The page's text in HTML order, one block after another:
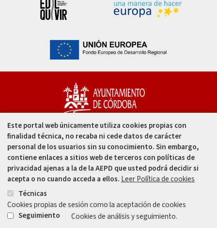
IMDEEC - Instituto Municipal de Desarrollo
Económico y Empleo
IMGEMA - Instituto Municipal de Gestión
Medioambiental “Real Jardín Botánico de Córdoba”
Capitulares, 1. 14002
Córdoba - España
957 49 99 00
957 47 80 50
EnlaceEnlace
Este portal web únicamente utiliza cookies propias con
finalidad técnica, no recaba ni cede datos de carácter
personal de los usuarios sin su conocimiento. Sin embargo,
contiene enlaces a sitios web de terceros con políticas de
privacidad ajenas a la de la AEPD que usted podrá decidir si
acepta o no cuando acceda a ellos. Leer Política de cookies
Técnicas
Cookies propias de sesión como la aceptación de cookies
Seguimiento
Cookies de análisis y seguimiento.